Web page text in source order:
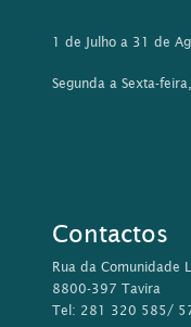
1 de Julho a 31 de
Segunda a Sexta-
Contactos
Rua da Comunidade
8800-397 Tavira
Tel: 281 320 585/